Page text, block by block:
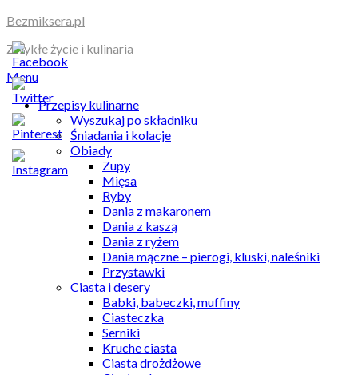
Skip
content
Bezmiksera.pl
Zwykłe życie i kulinaria
Menu
Przepisy kulinarne
Wyszukaj po składniku
Śniadania i kolacje
Obiady
Zupy
Mięsa
Ryby
Dania z makaronem
Dania z kaszą
Dania z ryżem
Dania mączne – pierogi, kluski, naleśniki
Przystawki
Ciasta i desery
Babki, babeczki, muffiny
Ciasteczka
Serniki
Kruche ciasta
Ciasta drożdżowe